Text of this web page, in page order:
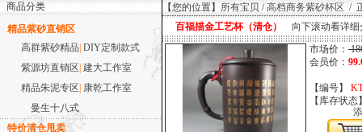
商品分类
精品紫砂直销区
高群紫砂精品 DIY定制款式
紫源坊直销区 建大工作室
精品朱泥专区 康乾工作室
曼生十八式
特价清仓甩卖
大彬如意壶
【您的位置】 所有宝贝 /高档商务紫砂杯区 /
百福描金工艺杯（清仓）
向下滚动看详细
市场价：
会员价：
【编号】
【库存状